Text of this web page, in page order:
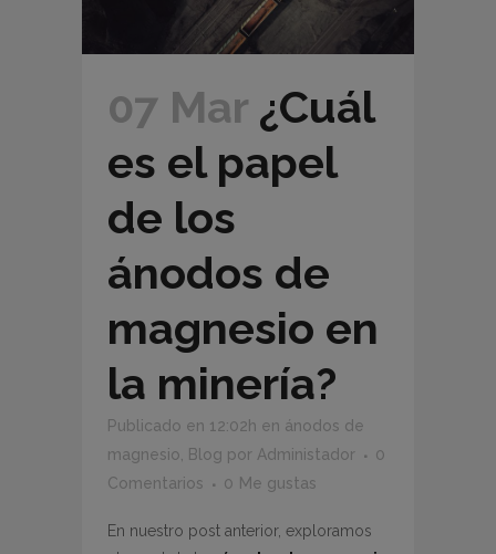
07 Mar ¿Cuál
es el papel
de los
ánodos de
magnesio en
la minería?
Publicado en 12:02h en ánodos de
magnesio
Blog por Administador
0
Comentarios
0 Me gustas
En nuestro post anterior, exploramos